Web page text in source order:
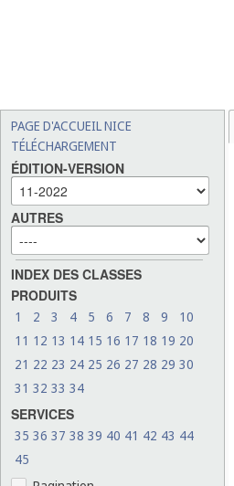
PAGE D'ACCUEIL NICE
TÉLÉCHARGEMENT
ÉDITION-VERSION
AUTRES
INDEX DES CLASSES
PRODUITS
1 2 3 4 5 6 7 8 9
10
11 12 13 14 15 16 17 18 19 20
21 22 23 24 25 26 27 28 29 30
31 32 33 34
SERVICES
35 36 37 38 39 40 41 42 43 44
45